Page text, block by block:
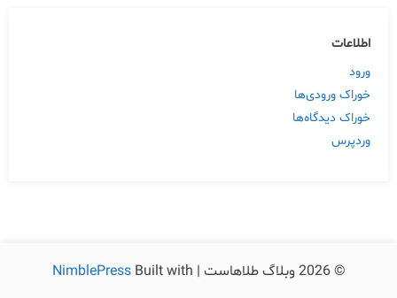
اطلاعات
ورود
خوراک ورودی‌ها
خوراک دیدگاه‌ها
وردپرس
© 2026 وبلاگ طلاهاست | Built with NimblePress